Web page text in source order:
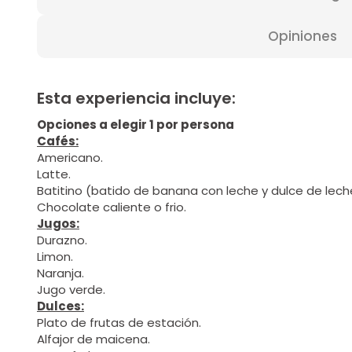
Opiniones
Esta experiencia incluye:
Opciones a elegir 1 por persona
Cafés:
Americano.
Latte.
Batitino (batido de banana con leche y dulce de
Chocolate caliente o frio.
Jugos:
Durazno.
Limon.
Naranja.
Jugo verde.
Dulces:
Plato de frutas de estación.
Alfajor de maicena.